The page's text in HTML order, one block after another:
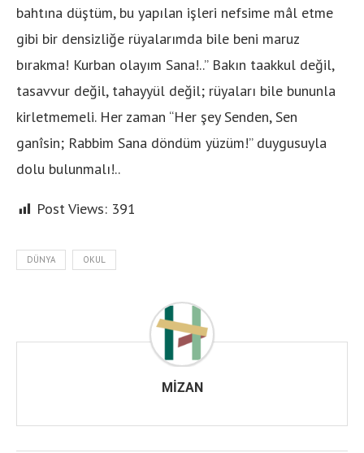
bahtına düştüm, bu yapılan işleri nefsime mâl etme
gibi bir densizliğe rüyalarımda bile beni maruz
bırakma! Kurban olayım Sana!..” Bakın taakkul değil,
tasavvur değil, tahayyül değil; rüyaları bile bununla
kirletmemeli. Her zaman “Her şey Senden, Sen
ganîsin; Rabbim Sana döndüm yüzüm!” duygusuyla
dolu bulunmalı!..
Post Views: 391
DÜNYA OKUL
MIZAN